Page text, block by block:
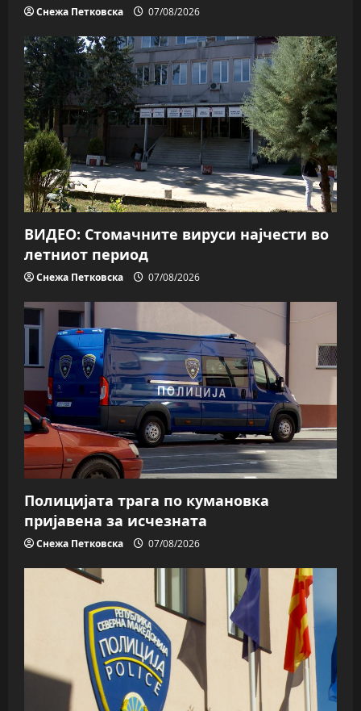
Снежа Петковска 07/08/2026
ВИДЕО: Стомачните вируси најчести во
летниот период
Снежа Петковска 07/08/2026
Полицијата трага пo кумановка
пријавена за исчезната
Снежа Петковска 07/08/2026